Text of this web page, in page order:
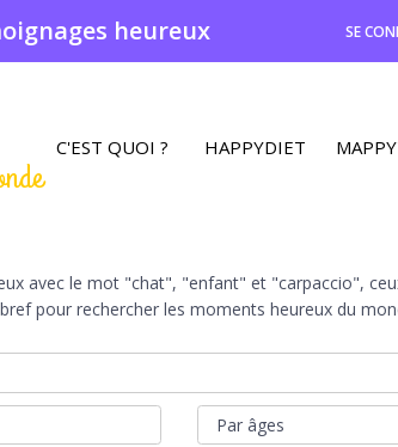
heureux SE
C'EST QUOI ? HAPPYDIET
avec le mot "chat", "enfant" et "carpaccio",
pour rechercher les moments heureux du